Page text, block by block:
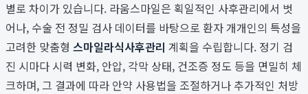
별로 차이가 있습니다. 라움스마일은 획일적인 사후관리에서 벗
어나, 수술 전 정밀 검사 데이터를 바탕으로 환자 개개인의 특성을
고려한 맞춤형 스마일라식사후관리 계획을 수립합니다. 정기 검
진 시마다 시력 변화, 안압, 각막 상태, 건조증 정도 등을 면밀히 체
크하며, 그 결과에 따라 안약 사용법을 조절하거나 추가적인 처방